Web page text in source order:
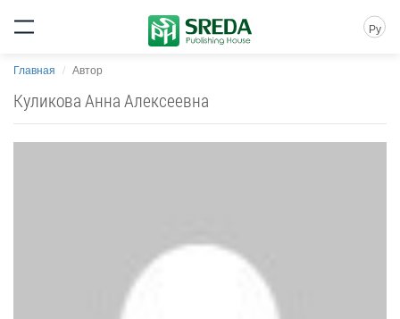
Ру
Главная Автор
Куликова Анна Алексеевна